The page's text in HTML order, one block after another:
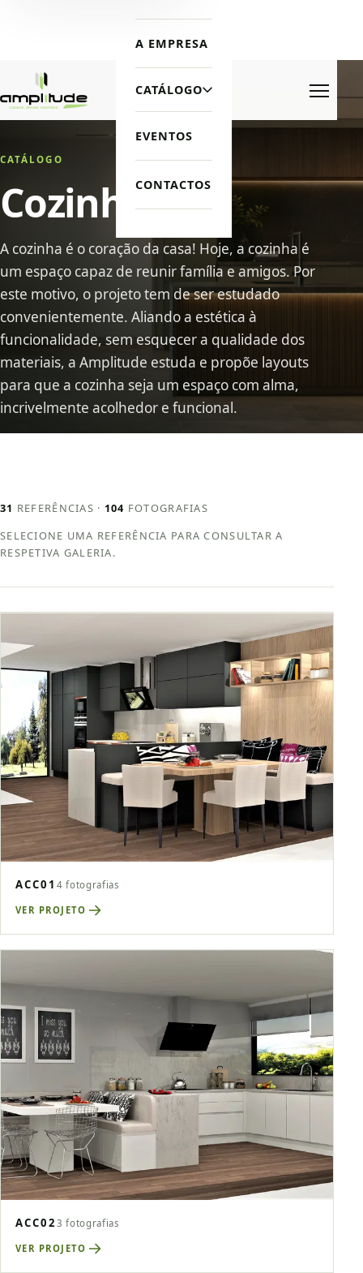
A EMPRESA
CATÁLOGO
EVENTOS
CONTACTOS
CATÁLOGO
Cozinhas
A cozinha é o coração da casa! Hoje, a cozinha é
um espaço capaz de reunir família e amigos. Por
este motivo, o projeto tem de ser estudado
convenientemente. Aliando a estética à
funcionalidade, sem esquecer a qualidade dos
materiais, a Amplitude estuda e propõe layouts
para que a cozinha seja um espaço com alma,
incrivelmente acolhedor e funcional.
31 REFERÊNCIAS · 104 FOTOGRAFIAS
SELECIONE UMA REFERÊNCIA PARA CONSULTAR A
RESPETIVA GALERIA.
ACC01 4 fotografias
VER PROJETO
ACC02 3 fotografias
VER PROJETO